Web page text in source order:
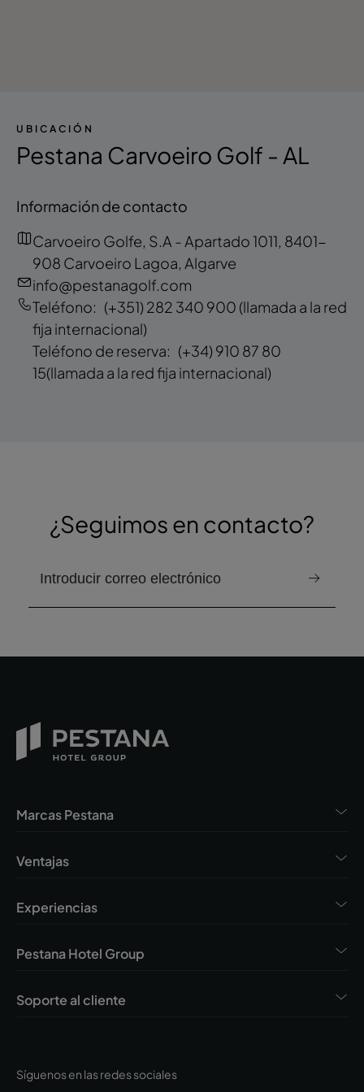
UBICACIÓN
Pestana Carvoeiro Golf - AL
Información de contacto
Carvoeiro Golfe, S.A - Apartado 1011, 8401-
908 Carvoeiro Lagoa, Algarve
info@pestanagolf.com
Teléfono: (+351) 282 340 900 (llamada a la red
fija internacional)
Teléfono de reserva: (+34) 910 87 80
15(llamada a la red fija internacional)
¿Seguimos en contacto?
correo electrónico para recibir el boletín
Síguenos en las redes sociales
Marcas Pestana
Ventajas
Experiencias
Pestana Hotel Group
Soporte al cliente